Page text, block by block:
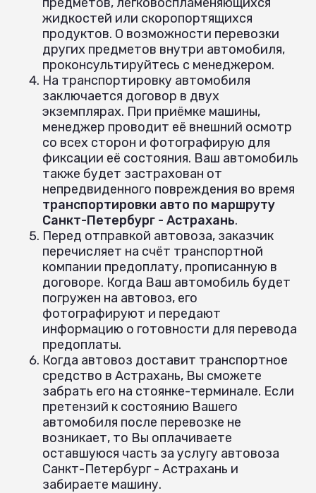
жидкостей или скоропортящихся
продуктов. О возможности перевозки
других предметов внутри автомобиля,
проконсультируйтесь с менеджером.
На транспортировку автомобиля
заключается договор в двух
экземплярах. При приёмке машины,
менеджер проводит её внешний осмотр
со всех сторон и фотографирую для
фиксации её состояния. Ваш автомобиль
также будет застрахован от
непредвиденного повреждения во время
транспортировки авто по маршруту
Санкт-Петербург - Астрахань.
Перед отправкой автовоза, заказчик
перечисляет на счёт транспортной
компании предоплату, прописанную в
договоре. Когда Ваш автомобиль будет
погружен на автовоз, его
фотографируют и передают
информацию о готовности для перевода
предоплаты.
Когда автовоз доставит транспортное
средство в Астрахань, Вы сможете
забрать его на стоянке-терминале. Если
претензий к состоянию Вашего
автомобиля после перевозке не
возникает, то Вы оплачиваете
оставшуюся часть за услугу автовоза
Санкт-Петербург - Астрахань и
забираете машину.